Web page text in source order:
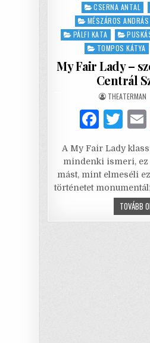
CSERNA ANTAL
MÉSZÁROS ANDRÁS
PÁLFI KATA
TOMPOS KÁTYA
My Fair Lady –
Centrál
AUTHOR:
THEATERMAN
F
c
e
b
o
T
it
te
r
A My Fair Lady
mindenki ismeri, ez
mást, mint elmeséli
történetet
TOVÁBB